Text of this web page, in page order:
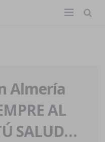
Almería
AL
SALUD…